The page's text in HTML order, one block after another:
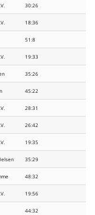
30:26
18:36
51:8
19:33
35:26
45:22
28:31
26:42
19:35
35:29
48:32
19:56
44:32